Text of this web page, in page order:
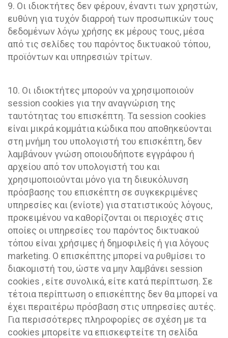
9. Οι ιδιοκτήτες δεν φέρουν, έναντι των χρηστών,
ευθύνη για τυχόν διαρροή των προσωπικών τους
δεδομένων λόγω χρήσης εκ μέρους τους, μέσα
από τις σελίδες του παρόντος δικτυακού τόπου,
προϊόντων και υπηρεσιών τρίτων.
10. Οι ιδιοκτήτες μπορούν να χρησιμοποιούν
session cookies για την αναγνώριση της
ταυτότητας του επισκέπτη. Τα session cookies
είναι μικρά κομμάτια κώδικα που αποθηκεύονται
στη μνήμη του υπολογιστή του επισκέπτη, δεν
λαμβάνουν γνώση οποιουδήποτε εγγράφου ή
αρχείου από τον υπολογιστή του και
χρησιμοποιούνται μόνο για τη διευκόλυνση
πρόσβασης του επισκέπτη σε συγκεκριμένες
υπηρεσίες και (ενίοτε) για στατιστικούς λόγους,
προκειμένου να καθορίζονται οι περιοχές στις
οποίες οι υπηρεσίες του παρόντος δικτυακού
τόπου είναι χρήσιμες ή δημοφιλείς ή για λόγους
marketing. O επισκέπτης μπορεί να ρυθμίσει το
διακομιστή του, ώστε να μην λαμβάνει session
cookies , είτε συνολικά, είτε κατά περίπτωση. Σε
τέτοια περίπτωση ο επισκέπτης δεν θα μπορεί να
έχει περαιτέρω πρόσβαση στις υπηρεσίες αυτές.
Για περισσότερες πληροφορίες σε σχέση με τα
cookies μπορείτε να επισκεφτείτε τη σελίδα